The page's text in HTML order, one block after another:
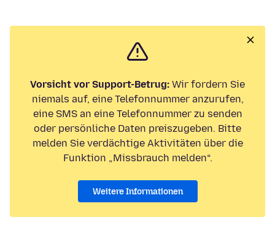
Vorsicht vor Support-Betrug: Wir fordern Sie
niemals auf, eine Telefonnummer anzurufen,
eine SMS an eine Telefonnummer zu senden
oder persönliche Daten preiszugeben. Bitte
melden Sie verdächtige Aktivitäten über die
Funktion „Missbrauch melden“.
Weitere Informationen